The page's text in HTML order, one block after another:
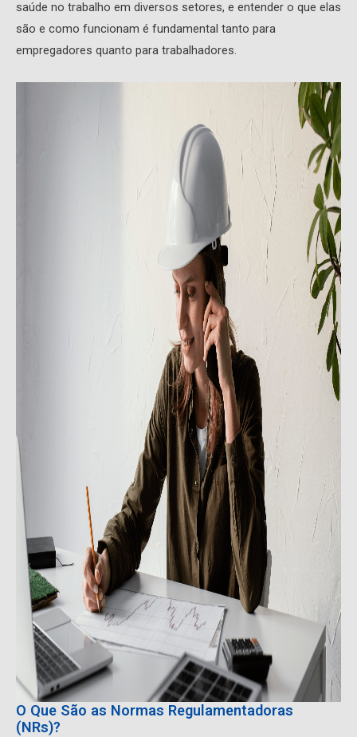
saúde no trabalho em diversos setores, e entender o que elas
são e como funcionam é fundamental tanto para
empregadores quanto para trabalhadores.
O Que São as Normas Regulamentadoras
(NRs)?